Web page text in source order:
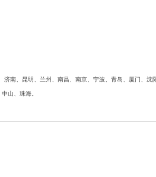
南、昆明、兰州、南昌、南京、宁波、青岛、厦门、
山、珠海。